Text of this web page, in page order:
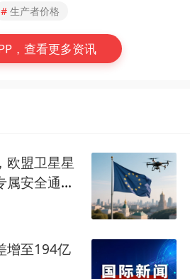
# 生产者价格
，查看更多资讯
欧盟卫星星
属安全通信
增至194亿